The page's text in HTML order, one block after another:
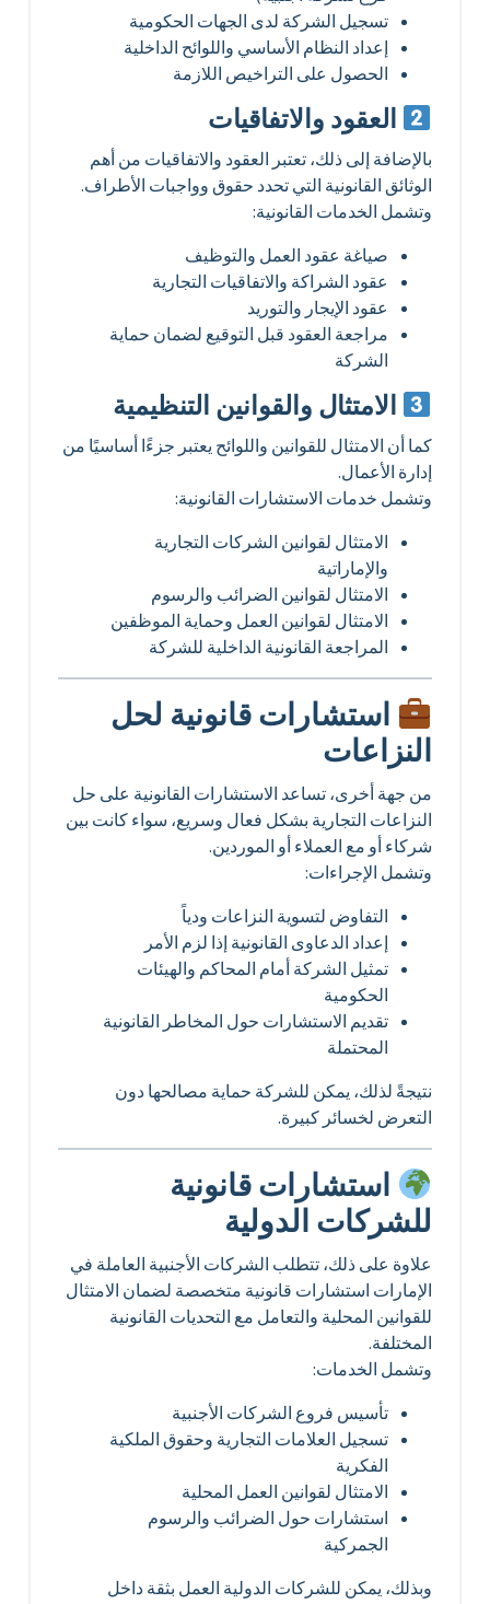
تسجيل الشركة لدى الجهات الحكومية
إعداد النظام الأساسي واللوائح الداخلية
الحصول على التراخيص اللازمة
العقود والاتفاقيات
بالإضافة إلى ذلك، تعتبر العقود والاتفاقيات من أهم
الوثائق القانونية التي تحدد حقوق وواجبات الأطراف.
وتشمل الخدمات القانونية:
صياغة عقود العمل والتوظيف
عقود الشراكة والاتفاقيات التجارية
عقود الإيجار والتوريد
مراجعة العقود قبل التوقيع لضمان حماية
الشركة
الامتثال والقوانين التنظيمية
كما أن الامتثال للقوانين واللوائح يعتبر جزءًا أساسيًا من
إدارة الأعمال.
وتشمل خدمات الاستشارات القانونية:
الامتثال لقوانين الشركات التجارية
والإماراتية
الامتثال لقوانين الضرائب والرسوم
الامتثال لقوانين العمل وحماية الموظفين
المراجعة القانونية الداخلية للشركة
استشارات قانونية لحل
النزاعات
من جهة أخرى، تساعد الاستشارات القانونية على حل
النزاعات التجارية بشكل فعال وسريع، سواء كانت بين
شركاء أو مع العملاء أو الموردين.
وتشمل الإجراءات:
التفاوض لتسوية النزاعات ودياً
إعداد الدعاوى القانونية إذا لزم الأمر
تمثيل الشركة أمام المحاكم والهيئات
الحكومية
تقديم الاستشارات حول المخاطر القانونية
المحتملة
نتيجةً لذلك، يمكن للشركة حماية مصالحها دون
التعرض لخسائر كبيرة.
استشارات قانونية
للشركات الدولية
علاوة على ذلك، تتطلب الشركات الأجنبية العاملة في
الإمارات استشارات قانونية متخصصة لضمان الامتثال
للقوانين المحلية والتعامل مع التحديات القانونية
المختلفة.
وتشمل الخدمات:
تأسيس فروع الشركات الأجنبية
تسجيل العلامات التجارية وحقوق الملكية
الفكرية
الامتثال لقوانين العمل المحلية
استشارات حول الضرائب والرسوم
الجمركية
وبذلك، يمكن للشركات الدولية العمل بثقة داخل